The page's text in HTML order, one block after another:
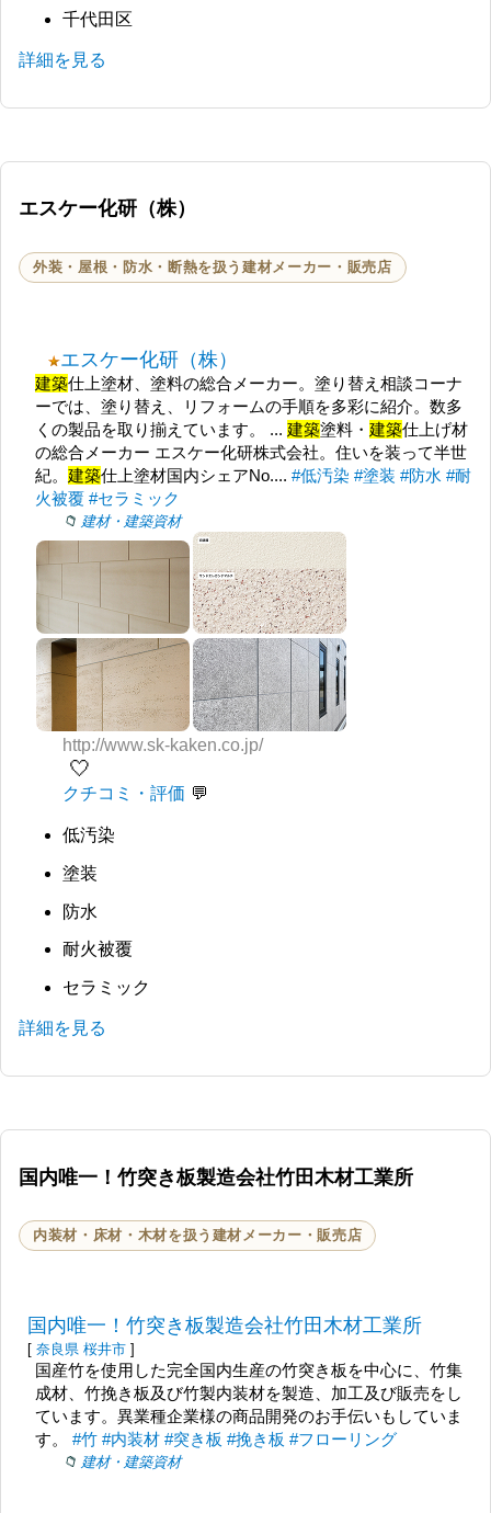
千代田区
詳細を見る
エスケー化研（株）
外装・屋根・防水・断熱を扱う建材メーカー・販売店
エスケー化研（株）
建築仕上塗材、塗料の総合メーカー。塗り替え相談コーナ
ーでは、塗り替え、リフォームの手順を多彩に紹介。数多
くの製品を取り揃えています。 ...建築塗料・建築仕上げ材
の総合メーカー エスケー化研株式会社。住いを装って半世
紀。建築仕上塗材国内シェアNo....#低汚染 #塗装 #防水 #耐
火被覆 #セラミック
建材・建築資材
http://www.sk-kaken.co.jp/
🤍
クチコミ・評価
低汚染
塗装
防水
耐火被覆
セラミック
詳細を見る
国内唯一！竹突き板製造会社竹田木材工業所
内装材・床材・木材を扱う建材メーカー・販売店
国内唯一！竹突き板製造会社竹田木材工業所
[ 奈良県 桜井市 ]
国産竹を使用した完全国内生産の竹突き板を中心に、竹集
成材、竹挽き板及び竹製内装材を製造、加工及び販売をし
ています。異業種企業様の商品開発のお手伝いもしていま
す。#竹 #内装材 #突き板 #挽き板 #フローリング
建材・建築資材